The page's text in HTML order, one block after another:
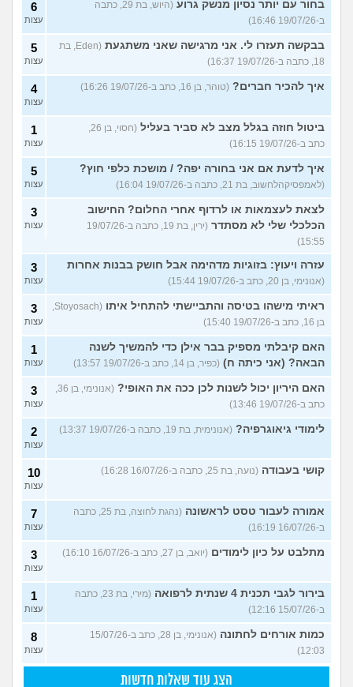
בחור עם יותר נסיון מנשק גרוע
(היוש, בת 29, כתבה
ב-19/07/26 16:46)
6
עצות
בבקשה תעזרו לי. אני מרגישה שאני משתגעת
(Eden, בת
18, כתבה ב-19/07/26 16:37)
5
עצות
איך להכיר חברים? (טוהר, בן 16, כתב ב-19/07/26 16:26) 4
עצות
ביטול חוזה בגלל מצב לא סביר בעליל
(חסוי, בן 26,
כתב ב-19/07/26 16:15)
1
עצות
איך לדעת אם אני בחורה יפה? / מושכת כלפי חוץ?
(לאמפסיקהלחשוב, בת 21, כתבה ב-19/07/26 16:04)
5
עצות
לצאת לעצמאות או לרדוף אחרי החלום? החישוב
הכלכלי שלי לא מסתדר
(ירין, בת 19, כתבה ב-19/07/26
15:55)
3
עצות
עזרה ויעוץ: בזוגיות מדהימה אבל חושק בבנות אחרות
(אנונימי, בן 20, כתב ב-19/07/26 15:44)
3
עצות
ראיתי מישהו בטיסה והתביישתי להתחיל איתו
(Stoyosach,
בן 16, כתב ב-19/07/26 15:40)
3
עצות
האם קיבלתי מספיק בבר אילן כדי להמשיך לשנה
הבאה? (אני כיתה ח) (כפיר, בן 14, כתב ב-19/07/26 13:57)
1
עצות
האם היריון יכול לשנות לכן ככה את האופי?
(אנונימי, בן 36,
כתב ב-19/07/26 13:46)
3
עצות
לימודי גיאוגרפיה? (אנונימית, בת 19, כתבה ב-19/07/26 13:37) 2
עצות
קושי בעבודה (נועה, בת 25, כתבה ב-16/07/26 16:28) 10
עצות
אמורה לעבור טסט לראשונה
(נהגת לחוצה, בת 25, כתבה
ב-16/07/26 16:19)
7
עצות
מתלבט על כיון לימודים (יואב, בן 27, כתב ב-16/07/26 16:10) 3
עצות
בירור לגבי תכנית 4 שנתית לרפואה
(מירי, בת 23, כתבה
ב-15/07/26 12:16)
1
עצות
כמות אורחים לחתונה
(אנונימי, בן 28, כתב ב-15/07/26
12:03)
8
עצות
הצג עוד שאלות חדשות